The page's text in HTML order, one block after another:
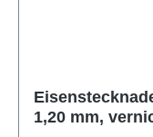
1,20 mm,